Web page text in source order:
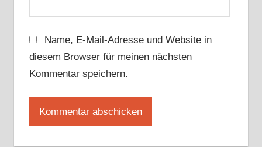
Name, E-Mail-Adresse und Website in
diesem Browser für meinen nächsten
Kommentar speichern.